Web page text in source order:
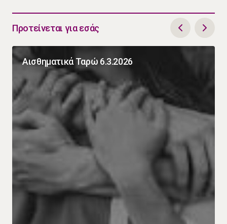
Προτείνεται για εσάς
Αισθηματικά Ταρώ 6.3.2026